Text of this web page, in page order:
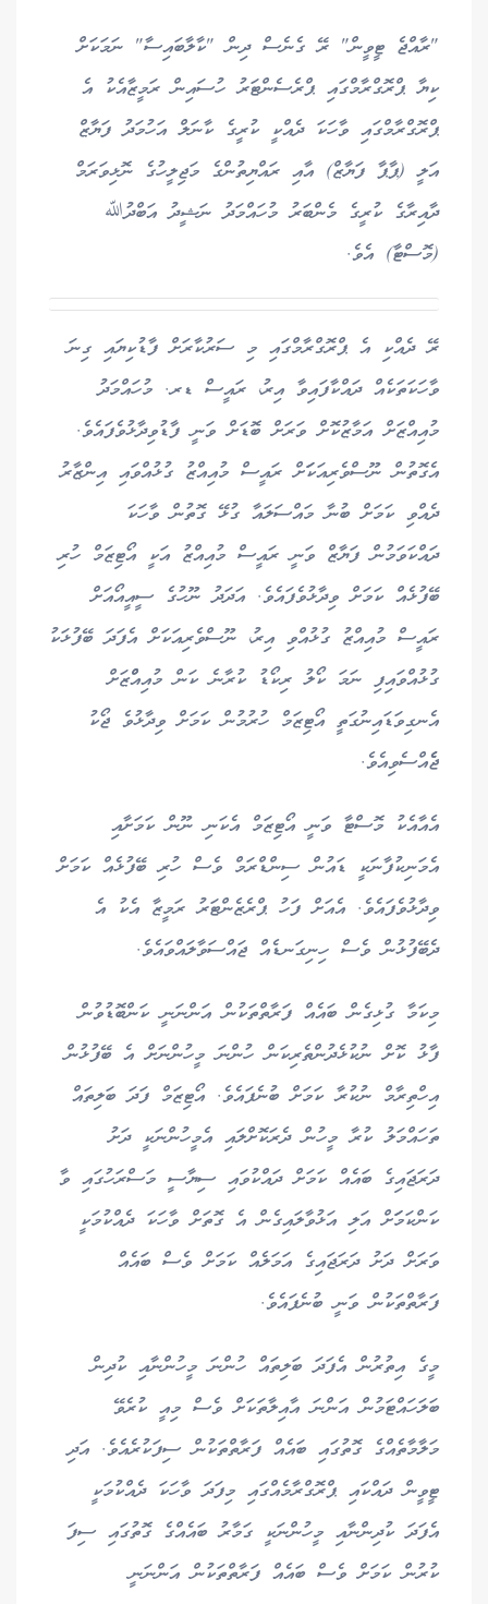
"ރާއްޖެ ޓީވީން" ރޭ ގެނެސް ދިން "ކާލާބައިސާ" ނަމަކަށް
ކިޔާ ޕްރޮގްރާމްގައި ޕްރެސެންޓަރު ހުސައިން ރަމީޒާއެކު އެ
ޕްރޮގްރާމްގައި ވާހަކަ ދެއްކީ ކުރީގެ ކާނަލް އަހުމަދު ފަޔާޒް
އަލީ (ޕާޕާ ފަޔާޒް) އާއި ރައްޔިތުންގެ މަޖިލީހުގެ ނޮޅިވަރަމް
ދާއިރާގެ ކުރީގެ މެންބަރު މުހައްމަދު ނަޝީދު އަބްދުﷲ
(މޮސްޓާ) އެވެ.
ރޭ ދެއްކި އެ ޕްރޮގްރާމްގައި މި ސަރުކާރަށް ފާޑުކިޔައި ގިނަ
ވާހަކަތަކެއް ދައްކާފައިވާ އިރު، ރައީސް ޑރ. މުހައްމަދު
މުއިއްޒަށް އަމާޒުކޮށް ވަރަށް ބޮޑަށް ވަނީ ފާޑުވިދާޅުވެފައެވެ.
އެގޮތުން ނޫސްވެރިއަކަަށް ރައީސް މުއިއްޒު ގުޅުއްވައި އިންޒާރު
ދެއްވި ކަމަށް ބުނާ މައްސަލައާ ގުޅޭ ގޮތުން ވާހަކަ
ދައްކަވަމުން ފަޔާޒް ވަނީ ރައީސް މުއިއްޒު އަކީ އޯޓިޒަމް ހުރި
ބޭފުޅެއް ކަމަށް ވިދާޅުވެފައެވެ. އަދަދު ނޫހުގެ ސީއީއޯއަށް
ރައީސް މުއިއްޒު ގުޅުއްވި އިރު، ނޫސްވެރިއަކަށް އެފަދަ ބޭފުޅަކު
ގުޅުއްވައިފި ނަމަ ކޯލު ރިކޯޑު ކުރާނެ ކަން މުއިއްްޒަށް
އެނގިވަޑައިނުގަތީ އޯޓިޒަމް ހުރުމުން ކަމަށް ވިދާޅުވެ ޖޯކު
ޖެެއްސެވިއެވެ.
އެއާއެކު މޮސްޓާ ވަނީ އޯޓިޒަމް އެކަނި ނޫން ކަމަށާއި
އެމަނިކުފާނަކީ ޑައުން ސިންޑްރަމް ވެސް ހުރި ބޭފުޅެއް ކަމަށް
ވިދާޅުވެފައެވެ. އެއަށް ފަހު ޕްރެޒެންޓަރު ރަމީޒާ އެކު އެ
ދެބޭފުޅުން ވެސް ހިނިގަނޑެއް ޖައްސަވާލައްވައެވެ.
މިކަމާ ގުޅިގެން ބައެއް ފަރާތްތަކުން އަންނަނީ ކަންބޮޑުވުން
ފާޅު ކޮށް ނުކުޅެދުންތެރިކަން ހުންނަ މީހުންނަށް އެ ބޭފުޅުން
އިހްތިރާމް ނުކުރާ ކަމަށް ބުނެފައެވެ. އޯޓިޒަމް ފަދަ ބަލިތައް
ތަހައްމަލު ކުރާ މީހުން ދެރަކޮށްލައި އެމީހުންނަކީ ދަށު
ދަރަޖައިގެ ބައެއް ކަމަށް ދައްކުވައި ސިޔާސީ މަސްރަހުގައި ވާ
ކަންކަމަަށް އަލި އަޅުވާލައިގެން އެ ގޮތަށް ވާހަކަ ދެއްކުމަކީ
ވަރަށް ދަށު ދަރަޖައިގެ އަމަލެއް ކަމަށް ވެސް ބައެއް
ފަރާތްތަކުން ވަނީ ބުނެފައެވެ.
މީގެ އިތުރުން އެފަދަ ބަލިތައް ހުންނަ މީހުންނާއި ކުދިން
ބަލަހައްޓަމުން އަންނަ އާއިލާތަކަށް ވެސް މިއީ ކުރެވޭ
މަލާމާތެއްގެ ގޮތުގައި ބައެއް ފަރާތްތަކުން ސިފަކުރެއެވެ. އަދި
ޓީވީން ދައްކައި ޕްރޮގްރާމެއްގައި މިފަދަ ވާހަކަ ދެއްކުމަކީ
އެފަދަ ކުދިންނާއި މީހުންނަކީ ގަމާރު ބައެއްގެ ގޮތުގައި ސިފަ
ކުރުން ކަމަށް ވެސް ބައެއް ފަރާތްތަކުން އަންނަނީ